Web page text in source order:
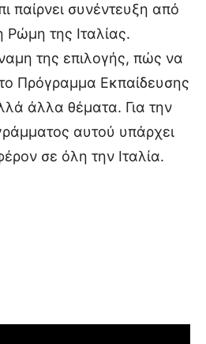
παίρνει συνέντευξη από
της Ιταλίας.
της επιλογής, πώς να
το Πρόγραμμα Εκπαίδευσης
άλλα θέματα. Για την
αυτού υπάρχει
σε όλη την Ιταλία.